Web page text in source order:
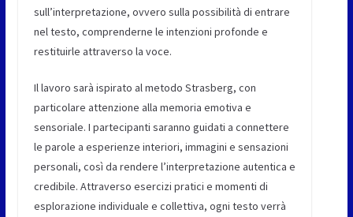
sull’interpretazione, ovvero sulla possibilità di entrare
nel testo, comprenderne le intenzioni profonde e
restituirle attraverso la voce.
Il lavoro sarà ispirato al metodo Strasberg, con
particolare attenzione alla memoria emotiva e
sensoriale. I partecipanti saranno guidati a connettere
le parole a esperienze interiori, immagini e sensazioni
personali, così da rendere l’interpretazione autentica e
credibile. Attraverso esercizi pratici e momenti di
esplorazione individuale e collettiva, ogni testo verrà